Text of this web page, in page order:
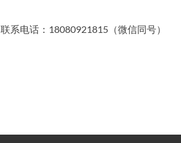
联系电话：18080921815（微信同号）